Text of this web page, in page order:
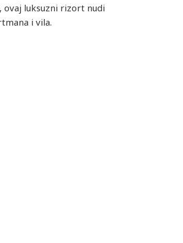
ovaj luksuzni rizort nudi
i vila.